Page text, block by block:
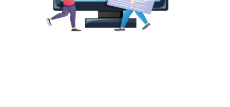
Hemsida med WordPress
Läs mer